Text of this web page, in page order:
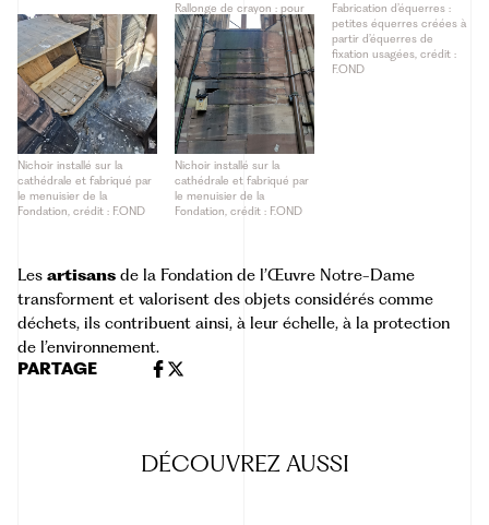
Rallonge de crayon : pour
prolonger son utilisation
jusqu’au dernier
centimètre, crédit : F.OND
Fabrication d’équerres :
petites équerres créées à
partir d’équerres de
fixation usagées, crédit :
F.OND
Nichoir installé sur la
cathédrale et fabriqué par
le menuisier de la
Fondation, crédit : F.OND
Nichoir installé sur la
cathédrale et fabriqué par
le menuisier de la
Fondation, crédit : F.OND
Les artisans de la Fondation de l’Œuvre Notre-Dame
transforment et valorisent des objets considérés comme
déchets, ils contribuent ainsi, à leur échelle, à la protection
de l’environnement.
PARTAGE
DÉCOUVREZ AUSSI